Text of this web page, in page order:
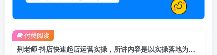
荆老师·抖店快速起店运营实操，​所讲内容是以实操落地为主，一步步实操写好步骤
付费阅读